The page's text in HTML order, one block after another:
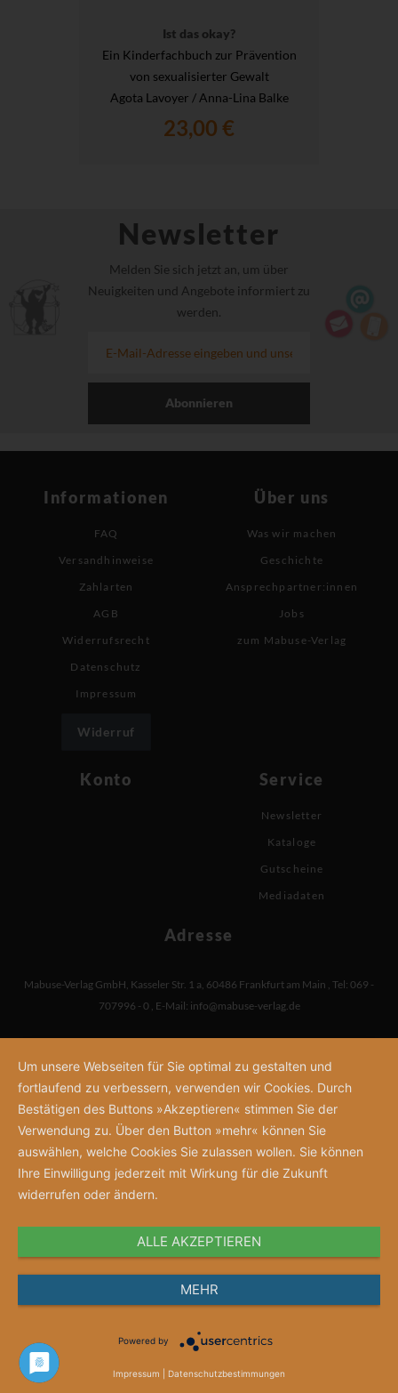
Ist das okay?
Ein Kinderfachbuch zur Prävention
von sexualisierter Gewalt
Agota Lavoyer / Anna-Lina Balke
23,00 €
Newsletter
Melden Sie sich jetzt an, um über
Neuigkeiten und Angebote informiert zu
werden.
Abonnieren
Informationen
FAQ
Versandhinweise
Zahlarten
AGB
Widerrufsrecht
Datenschutz
Impressum
Widerruf
Über uns
Was wir machen
Geschichte
Ansprechpartner:innen
Jobs
zum Mabuse-Verlag
Konto Service
Newsletter
Kataloge
Gutscheine
Mediadaten
Adresse
Mabuse-Verlag GmbH, Kasseler Str. 1 a, 60486 Frankfurt am Main , Tel: 069 -
707996 - 0 , E-Mail: info@mabuse-verlag.de
Um unsere Webseiten für Sie optimal zu gestalten und
fortlaufend zu verbessern, verwenden wir Cookies. Durch
Bestätigen des Buttons »Akzeptieren« stimmen Sie der
Verwendung zu. Über den Button »mehr« können Sie
auswählen, welche Cookies Sie zulassen wollen. Sie können
Ihre Einwilligung jederzeit mit Wirkung für die Zukunft
widerrufen oder ändern.
ALLE AKZEPTIEREN
MEHR
Powered by
Impressum Datenschutzbestimmungen